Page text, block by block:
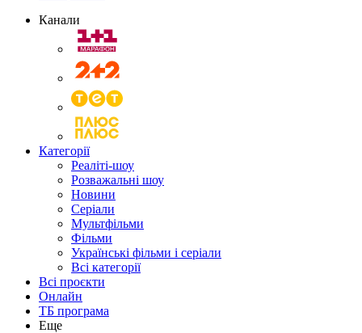
Канали
Категорії
Реаліті-шоу
Розважальні шоу
Новини
Серіали
Мультфільми
Фільми
Українські фільми і серіали
Всі категорії
Всі проєкти
Онлайн
ТБ програма
Еще